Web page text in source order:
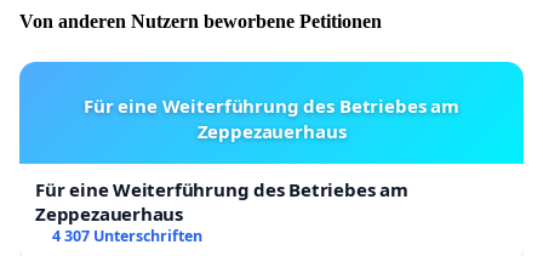
Von anderen Nutzern beworbene Petitionen
Für eine Weiterführung des Betriebes am
Zeppezauerhaus
Für eine Weiterführung des Betriebes am
Zeppezauerhaus
4 307 Unterschriften